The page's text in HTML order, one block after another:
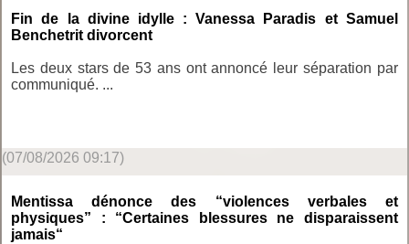
Fin de la divine idylle : Vanessa Paradis et Samuel
Benchetrit divorcent
Les deux stars de 53 ans ont annoncé leur séparation par
communiqué. ...
(07/08/2026 09:17)
Mentissa dénonce des “violences verbales et
physiques” : “Certaines blessures ne disparaissent
jamais“